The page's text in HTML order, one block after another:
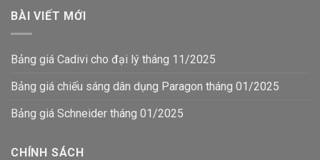
BÀI VIẾT MỚI
Bảng giá Cadivi cho đại lý tháng 11/2025
Bảng giá chiếu sáng dân dụng Paragon tháng 01/2025
Bảng giá Schneider tháng 01/2025
CHÍNH SÁCH